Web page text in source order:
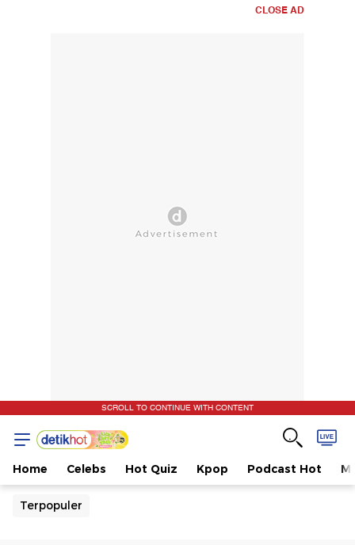
CLOSE AD
SCROLL TO CONTINUE WITH CONTENT
Home Celebs Hot Quiz Kpop Podcast Hot
Terpopuler